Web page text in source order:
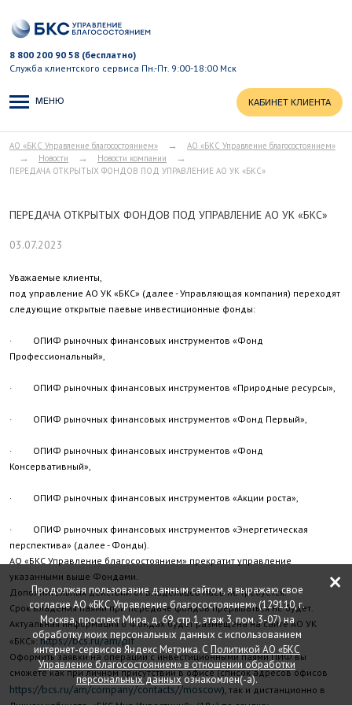
Продолжая пользование данным сайтом, я выражаю свое
согласие АО «БКС Управление благосостоянием» (129110, г.
Москва, проспект Мира, д. 69, стр.1, этаж 3, пом. 3-07) на
обработку моих персональных данных с использованием
интернет-сервисов Яндекс Метрика. С Политикой АО «БКС
Управление благосостоянием» в отношении обработки
персональных данныхознакомлен(-а).
×
8 800 200 90 58 (бесплатно)
Служба клиентского сервиса Пн.-Пт. 9:00-18:00 Мск
КАБИНЕТ КЛИЕНТА
МЕНЮ
АО «БКС Управление благосостоянием» → АО «БКС Управление благосостоянием»
→ Новости → Новости компании →
ПЕРЕДАЧА ОТКРЫТЫХ ФОНДОВ ПОД УПРАВЛЕНИЕ АО УК «БКС»
ПЕРЕДАЧА ОТКРЫТЫХ ФОНДОВ ПОД УПРАВЛЕНИЕ АО УК «БКС»
03.07.2023
Уважаемые клиенты,
под управление АО УК «БКС» (далее - Управляющая компания) переходят
следующие открытые паевые инвестиционные фонды:
· ОПИФ рыночных финансовых инструментов «Фонд
Профессиональный»,
· ОПИФ рыночных финансовых инструментов «Природные ресурсы»,
· ОПИФ рыночных финансовых инструментов «Фонд Первый»,
· ОПИФ рыночных финансовых инструментов «Фонд
Консервативный»,
· ОПИФ рыночных финансовых инструментов «Акции роста»,
· ОПИФ рыночных финансовых инструментов «Энергетическая
перспектива» (далее - Фонды).
АО «БКС Управление благосостоянием» прекратит управление
указанными выше Фондами.
Дополнительных действий от владельцев паев не требуется.
Срок владения паями при передаче фондов прерываться не будет.
Актуальная информация о Фондах будет размещена на сайте АО УК
«БКС»:https://bcs.ru/am/pif
Оформить заявки на операции с инвестиционными паями ПИФ вы
сможете как при личном присутствии в офисе (список адресов офисов
https://bcs.ru/am/company/contacts//moscow), так и дистанционно в